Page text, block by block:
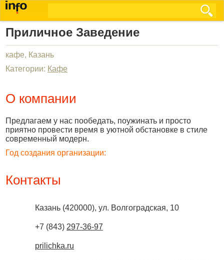
Приличное Заведение
кафе, Казань
Категории: Кафе
О компании
Предлагаем у нас пообедать, поужинать и просто
приятно провести время в уютной обстановке в стиле
современный модерн.
Год создания организации:
Контакты
Казань (420000), ул. Волгоградская, 10
+7 (843) 297-36-97
prilichka.ru